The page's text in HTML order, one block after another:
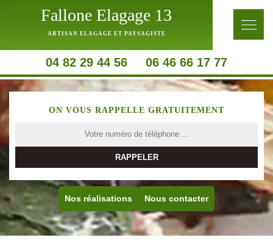
Fallone Elagage 13
ARTISAN ELAGAGE ET PAYSAGISTE
04 82 29 44 56 06 46 66 17 77
ON VOUS RAPPELLE GRATUITEMENT
Nos réalisations Nous contacter